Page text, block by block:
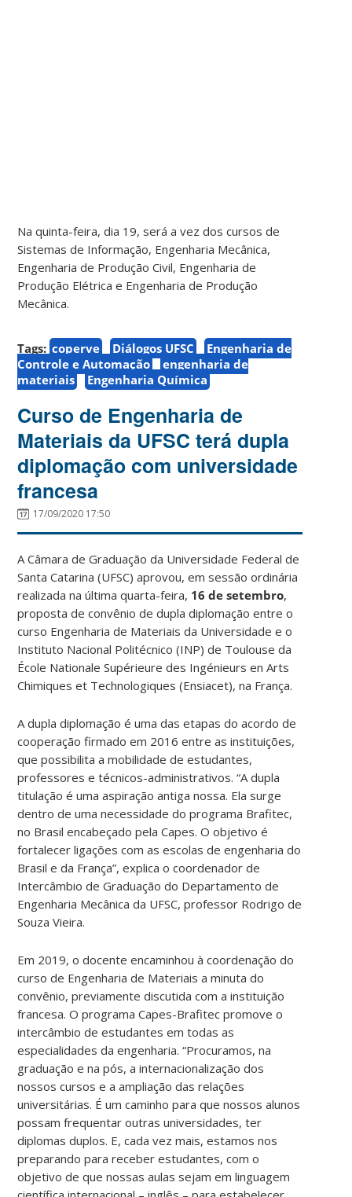
Na quinta-feira, dia 19, será a vez dos cursos de
Sistemas de Informação, Engenharia Mecânica,
Engenharia de Produção Civil, Engenharia de
Produção Elétrica e Engenharia de Produção
Mecânica.
Tags: coperve Diálogos UFSC
Engenharia de
Controle e Automação
engenharia de
materiais
Engenharia Química
Curso de Engenharia de
Materiais da UFSC terá dupla
diplomação com universidade
francesa
17/09/2020 17:50
A Câmara de Graduação da Universidade Federal de
Santa Catarina (UFSC) aprovou, em sessão ordinária
realizada na última quarta-feira, 16 de setembro,
proposta de convênio de dupla diplomação entre o
curso Engenharia de Materiais da Universidade e o
Instituto Nacional Politécnico (INP) de Toulouse da
École Nationale Supérieure des Ingénieurs en Arts
Chimiques et Technologiques (Ensiacet), na França.
A dupla diplomação é uma das etapas do acordo de
cooperação firmado em 2016 entre as instituições,
que possibilita a mobilidade de estudantes,
professores e técnicos-administrativos. “A dupla
titulação é uma aspiração antiga nossa. Ela surge
dentro de uma necessidade do programa Brafitec,
no Brasil encabeçado pela Capes. O objetivo é
fortalecer ligações com as escolas de engenharia do
Brasil e da França”, explica o coordenadorde
Intercâmbio de Graduação do Departamento de
Engenharia Mecânica da UFSC, professor Rodrigo de
Souza Vieira.
Em 2019, o docente encaminhou à coordenação do
curso de Engenharia de Materiais a minuta do
convênio, previamente discutida com a instituição
francesa. O programa Capes-Brafitec promove o
intercâmbio de estudantes em todas as
especialidades da engenharia.“Procuramos, na
graduação e na pós, a internacionalização dos
nossos cursos e a ampliação das relações
universitárias. É um caminho para que nossos alunos
possam frequentar outras universidades, ter
diplomas duplos. E, cada vez mais, estamos nos
preparando para receber estudantes, com o
objetivo de que nossas aulas sejam em linguagem